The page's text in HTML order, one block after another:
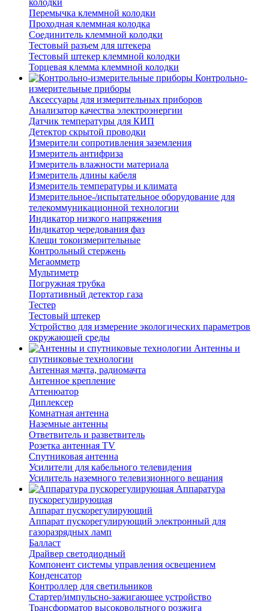
колодки
Перемычка клеммной колодки
Проходная клеммная колодка
Соединитель клеммной колодки
Тестовый разъем для штекера
Тестовый штекер клеммной колодки
Торцевая клемма клеммной колодки
Контрольно-
измерительные приборы
Аксессуары для измерительных приборов
Анализатор качества электроэнергии
Датчик температуры для КИП
Детектор скрытой проводки
Измерители сопротивления заземления
Измеритель антифриза
Измеритель влажности материала
Измеритель длины кабеля
Измеритель температуры и климата
Измерительное-/испытательное оборудование для
телекоммуникационной технологии
Индикатор низкого напряжения
Индикатор чередования фаз
Клещи токоизмерительные
Контрольный стержень
Мегаомметр
Мультиметр
Погружная трубка
Портативный детектор газа
Тестер
Тестовый штекер
Устройство для измерение экологических параметров
окружающей среды
Антенны и
спутниковые технологии
Антенная мачта, радиомачта
Антенное крепление
Аттенюатор
Диплексер
Комнатная антенна
Наземные антенны
Ответвитель и разветвитель
Розетка антенная TV
Спутниковая антенна
Усилители для кабельного телевидения
Усилитель наземного телевизионного вещания
Аппаратура
пускорегулирующая
Аппарат пускорегулирующий
Аппарат пускорегулирующий электронный для
газоразрядных ламп
Балласт
Драйвер светодиодный
Компонент системы управления освещением
Конденсатор
Контроллер для светильников
Стартер/импульсно-зажигающее устройство
Трансформатор высоковольтного розжига